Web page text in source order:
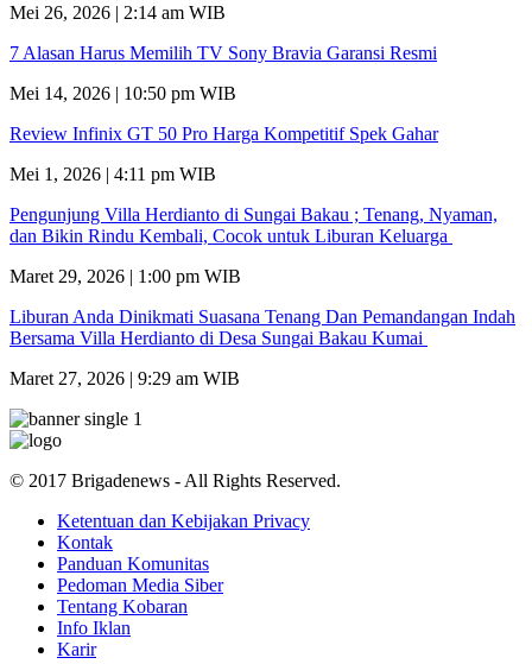
Mei 26, 2026 | 2:14 am WIB
7 Alasan Harus Memilih TV Sony Bravia Garansi Resmi
Mei 14, 2026 | 10:50 pm WIB
Review Infinix GT 50 Pro Harga Kompetitif Spek Gahar
Mei 1, 2026 | 4:11 pm WIB
Pengunjung Villa Herdianto di Sungai Bakau ; Tenang, Nyaman,
dan Bikin Rindu Kembali, Cocok untuk Liburan Keluarga
Maret 29, 2026 | 1:00 pm WIB
Liburan Anda Dinikmati Suasana Tenang Dan Pemandangan Indah
Bersama Villa Herdianto di Desa Sungai Bakau Kumai
Maret 27, 2026 | 9:29 am WIB
© 2017 Brigadenews - All Rights Reserved.
Ketentuan dan Kebijakan Privacy
Kontak
Panduan Komunitas
Pedoman Media Siber
Tentang Kobaran
Info Iklan
Karir